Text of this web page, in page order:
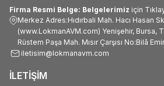
Firma Resmi Belge: Belgelerimiz için
Merkez Adres:Hıdırbali Mah. Hacı Hasan
(www.LokmanAVM.com) Yenişehir, Bursa,
Rüstem Paşa Mah. Mısır Çarşısı No:Bilâ
iletisim@lokmanavm.com
İLETİŞİM